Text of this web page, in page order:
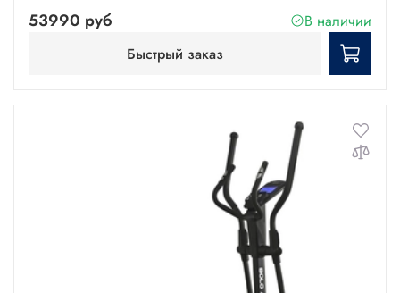
53990 руб
В наличии
Быстрый заказ